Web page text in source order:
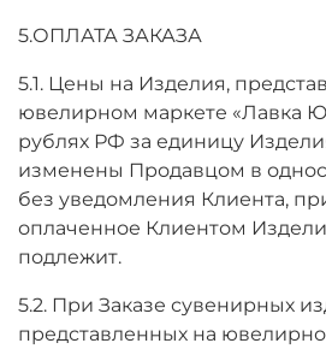
5.ОПЛАТА ЗАКАЗА
5.1. Цены на Изделия,
ювелирном маркете «Лавка
рублях РФ за единицу
изменены Продавцом в
без уведомления Клиента,
оплаченное Клиентом
подлежит.
5.2. При Заказе сувенирных
представленных на